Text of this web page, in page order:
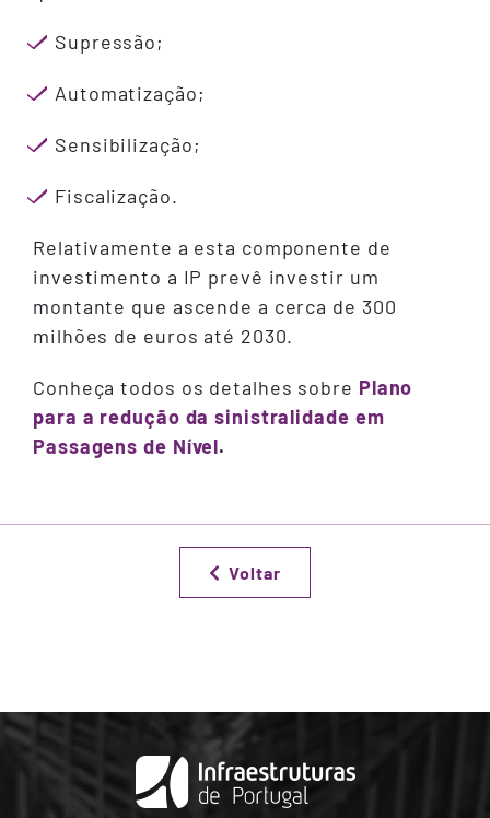
Supressão;
Automatização;
Sensibilização;
Fiscalização.
Relativamente a esta componente de
investimento a IP prevê investir um
montante que ascende a cerca de 300
milhões de euros até 2030.
Conheça todos os detalhes sobre Plano
para a redução da sinistralidade em
Passagens de Nível.
Voltar